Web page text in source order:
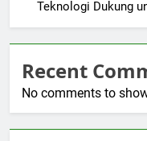
Teknologi Dukung
Recent
No comments to